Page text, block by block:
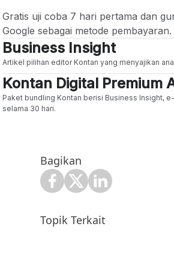
Gratis uji coba 7 hari pertama dan
Google sebagai metode pembayaran.
Business Insight
Artikel pilihan editor Kontan yang menyajikan
Kontan Digital Premium
Paket bundling Kontan berisi Business Insight,
selama 30 hari.
Bagikan
Topik Terkait